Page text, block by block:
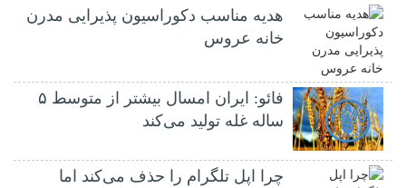
هدیه مناسب دکوراسیون پذیرایی مدرن
خانه عروس
فائو: ایران امسال بیشتر از متوسط ۵
ساله غله تولید می‌کند
چرا اپل تلگرام را حذف می‌کند اما